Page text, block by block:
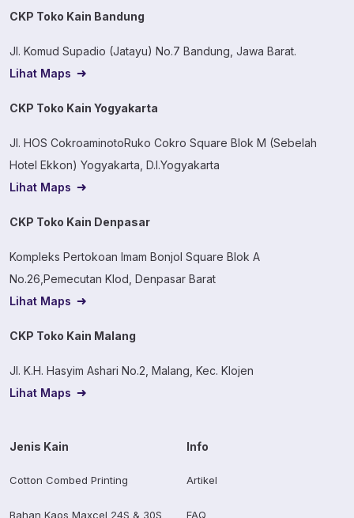
CKP Toko Kain Bandung
Jl. Komud Supadio (Jatayu) No.7 Bandung, Jawa Barat.
Lihat Maps
CKP Toko Kain Yogyakarta
Jl. HOS CokroaminotoRuko Cokro Square Blok M (Sebelah
Hotel Ekkon) Yogyakarta, D.I.Yogyakarta
Lihat Maps
CKP Toko Kain Denpasar
Kompleks Pertokoan Imam Bonjol Square Blok A
No.26,Pemecutan Klod, Denpasar Barat
Lihat Maps
CKP Toko Kain Malang
Jl. K.H. Hasyim Ashari No.2, Malang, Kec. Klojen
Lihat Maps
Jenis Kain
Cotton Combed Printing
Bahan Kaos Maxcel 24S & 30S
Info
Artikel
FAQ